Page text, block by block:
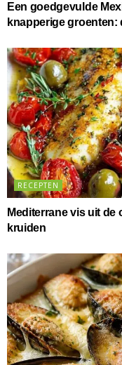
Een goedgevulde
knapperige groenten:
RECEPTEN
Mediterrane vis uit de
kruiden